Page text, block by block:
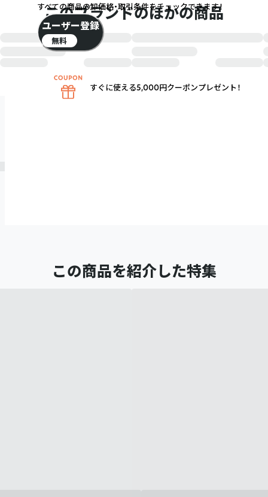
このブランドのほかの商品
この商品を紹介した特集
すべての商品の卸価格・取引条件をチェックできます！
ユーザー登録
無料
すぐに使える5,000円クーポンプレゼント！